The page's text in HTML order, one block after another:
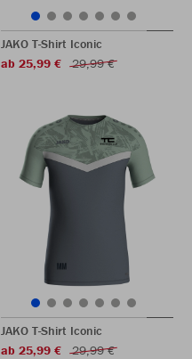
JAKO T-Shirt Iconic
ab 25,99 €
29,99 €
JAKO T-Shirt Iconic
ab 25,99 €
29,99 €